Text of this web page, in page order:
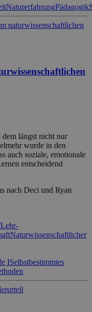
NaturerfahrungPädagogik
längst nicht nur
wurde in den
auch soziale, emotionale
entscheidend
nach Deci und Ryan
Lehr-
Naturwissenschaftlicher
ISelbstbestimmtes